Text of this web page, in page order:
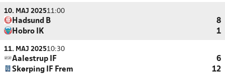
10. MAJ 202511:00
Hadsund B
8
Hobro IK
1
11. MAJ 202510:30
Aalestrup IF
6
Skørping IF Frem
12